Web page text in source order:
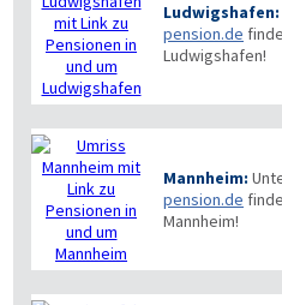
Ludwigshafen:
pension.de
Ludwigshafen!
Mannheim:
pension.de
Mannheim!